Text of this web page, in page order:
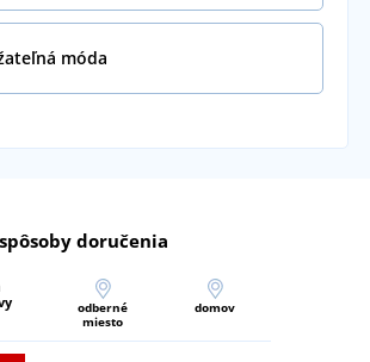
móda
doručenia
odberné
miesto
domov